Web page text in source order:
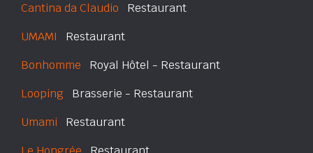
Cantina da Claudio Restaurant
UMAMI Restaurant
Bonhomme Royal Hôtel - Restaurant
Looping Brasserie - Restaurant
Umami Restaurant